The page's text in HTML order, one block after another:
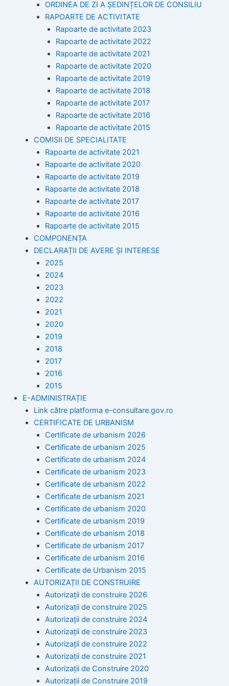
ORDINEA DE ZI A ȘEDINȚELOR DE CONSILIU
RAPOARTE DE ACTIVITATE
Rapoarte de activitate 2023
Rapoarte de activitate 2022
Rapoarte de activitate 2021
Rapoarte de activitate 2020
Rapoarte de activitate 2019
Rapoarte de activitate 2018
Rapoarte de activitate 2017
Rapoarte de activitate 2016
Rapoarte de activitate 2015
COMISII DE SPECIALITATE
Rapoarte de activitate 2021
Rapoarte de activitate 2020
Rapoarte de activitate 2019
Rapoarte de activitate 2018
Rapoarte de activitate 2017
Rapoarte de activitate 2016
Rapoarte de activitate 2015
COMPONENȚA
DECLARAȚII DE AVERE ȘI INTERESE
2025
2024
2023
2022
2021
2020
2019
2018
2017
2016
2015
E-ADMINISTRAȚIE
Link către platforma e-consultare.gov.ro
CERTIFICATE DE URBANISM
Certificate de urbanism 2026
Certificate de urbanism 2025
Certificate de urbanism 2024
Certificate de urbanism 2023
Certificate de urbanism 2022
Certificate de urbanism 2021
Certificate de urbanism 2020
Certificate de urbanism 2019
Certificate de urbanism 2018
Certificate de urbanism 2017
Certificate de urbanism 2016
Certificate de Urbanism 2015
AUTORIZAȚII DE CONSTRUIRE
Autorizații de construire 2026
Autorizații de construire 2025
Autorizații de construire 2024
Autorizații de construire 2023
Autorizații de construire 2022
Autorizații de construire 2021
Autorizații de Construire 2020
Autorizații de Construire 2019